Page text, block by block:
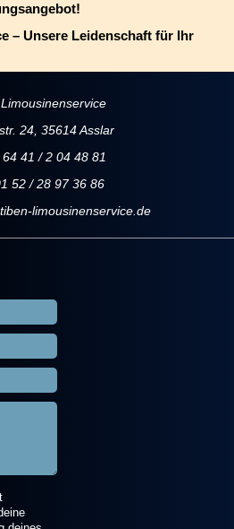
– Unsere Leidenschaft für Ihr
24, 35614 Asslar
41 / 2 04 48 81
52 / 28 97 36 86
limousinenservice.de